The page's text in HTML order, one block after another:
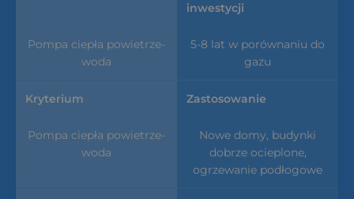
inwestycji
5-8 lat w porównaniu do
gazu
Zastosowanie
Nowe domy, budynki
dobrze ocieplone,
ogrzewanie podłogowe